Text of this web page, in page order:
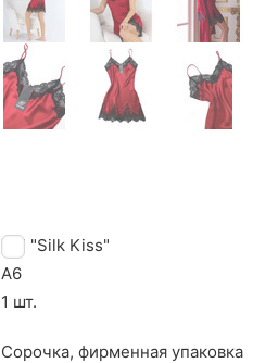
TM "Silk Kiss"
A6
1 шт.
Сорочка, фирменная упаковка